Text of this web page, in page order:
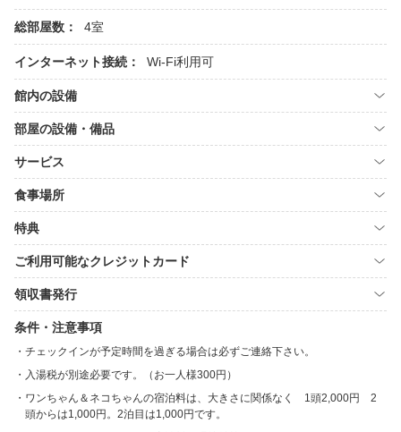
総部屋数： 4室
インターネット接続： Wi-Fi利用可
館内の設備
部屋の設備・備品
サービス
食事場所
特典
ご利用可能なクレジットカード
領収書発行
条件・注意事項
チェックインが予定時間を過ぎる場合は必ずご連絡下さい。
入湯税が別途必要です。（お一人様300円）
ワンちゃん＆ネコちゃんの宿泊料は、大きさに関係なく 1頭2,000円 2
頭からは1,000円。2泊目は1,000円です。